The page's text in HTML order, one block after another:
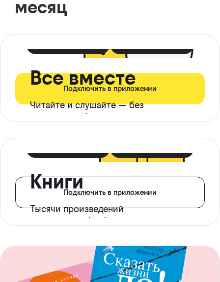
месяц
Все вместе
Читайте и слушайте — без
ограничений*
Подключить в приложении
Книги
Тысячи произведений
с доступом офлайн
Подключить в приложении